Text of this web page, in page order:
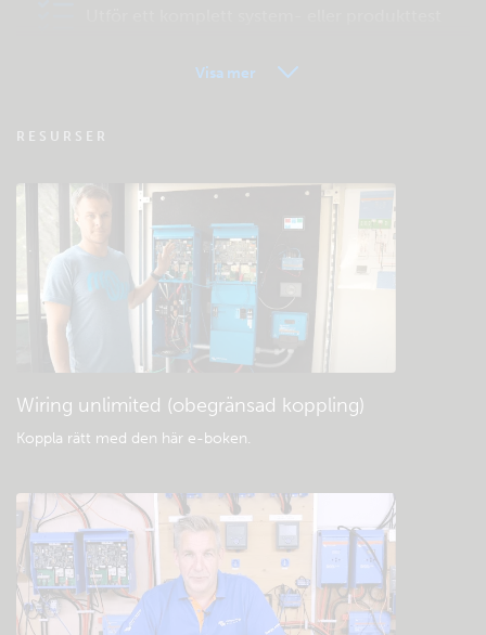
Kolla den gemensamma kunskapsbasen
Allmänna nedladdningar och dokument
Visa mer
RESURSER
Wiring unlimited (obegränsad koppling)
Koppla rätt med den här e-boken.